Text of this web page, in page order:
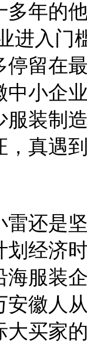
年的
进入
停留在
中小企
服装制
真遇
还是
经济
服装
安徽人
买家